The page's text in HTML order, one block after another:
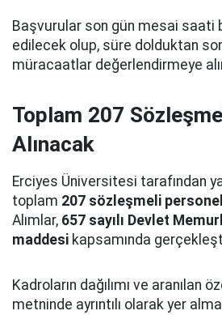
Başvurular son gün mesai saati
edilecek olup, süre dolduktan
müracaatlar değerlendirmeye
Toplam 207
Alınacak
Erciyes Üniversitesi tarafından
toplam 207 sözleşmeli personel
Alımlar, 657 sayılı Devlet
maddesi kapsamında
Kadroların dağılımı ve aranılan
metninde ayrıntılı olarak yer